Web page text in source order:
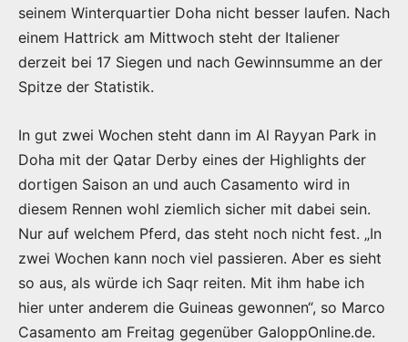
seinem Winterquartier Doha nicht besser laufen. Nach
einem Hattrick am Mittwoch steht der Italiener
derzeit bei 17 Siegen und nach Gewinnsumme an der
Spitze der Statistik.
In gut zwei Wochen steht dann im Al Rayyan Park in
Doha mit der Qatar Derby eines der Highlights der
dortigen Saison an und auch Casamento wird in
diesem Rennen wohl ziemlich sicher mit dabei sein.
Nur auf welchem Pferd, das steht noch nicht fest. „In
zwei Wochen kann noch viel passieren. Aber es sieht
so aus, als würde ich Saqr reiten. Mit ihm habe ich
hier unter anderem die Guineas gewonnen“, so Marco
Casamento am Freitag gegenüber GaloppOnline.de.